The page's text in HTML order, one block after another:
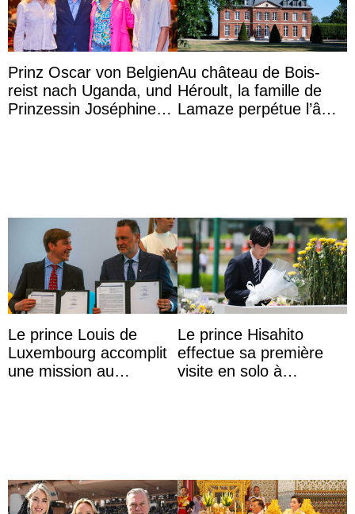
Prinz Oscar von Belgien
reist nach Uganda, und
Prinzessin Joséphine
Au château de Bois-
Héroult, la famille de
Lamaze perpétue l’âme
Le prince Louis de
Luxembourg accomplit
une mission au
Le prince Hisahito
effectue sa première
visite en solo à